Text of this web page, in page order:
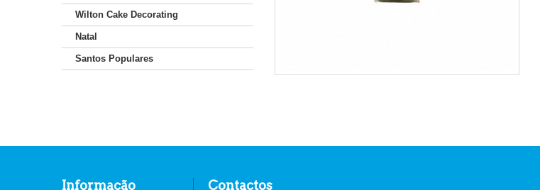
Wilton Cake Decorating
Natal
Santos Populares
Informação Contactos